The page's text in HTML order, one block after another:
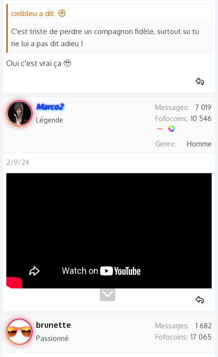
cielbleu a dit:
C'est triste de perdre un compagnon fidèle, surtout su tu
ne lui a pas dit adieu !
Oui c'est vrai ça 🥹
Marco2
Légende
Messages
7 019
Fofocoins 10 546
Genre Homme
2/9/24
brunette
Passionné
Messages
1 682
Fofocoins 17 065